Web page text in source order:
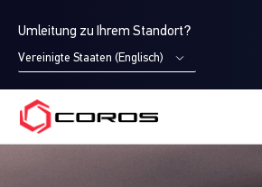
Umleitung zu Ihrem Standort?
Vereinigte Staaten (Englisch)
COROS DE